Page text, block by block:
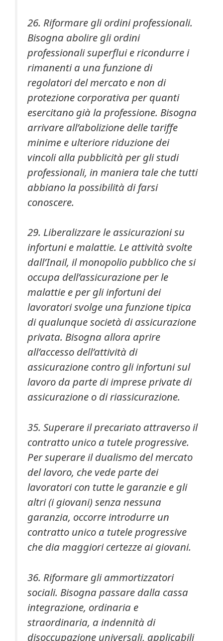
26. Riformare gli ordini professionali.
Bisogna abolire gli ordini
professionali superflui e ricondurre i
rimanenti a una funzione di
regolatori del mercato e non di
protezione corporativa per quanti
esercitano già la professione. Bisogna
arrivare all’abolizione delle tariffe
minime e ulteriore riduzione dei
vincoli alla pubblicità per gli studi
professionali, in maniera tale che tutti
abbiano la possibilità di farsi
conoscere.
29. Liberalizzare le assicurazioni su
infortuni e malattie. Le attività svolte
dall’Inail, il monopolio pubblico che si
occupa dell’assicurazione per le
malattie e per gli infortuni dei
lavoratori svolge una funzione tipica
di qualunque società di assicurazione
privata. Bisogna allora aprire
all’accesso dell’attività di
assicurazione contro gli infortuni sul
lavoro da parte di imprese private di
assicurazione o di riassicurazione.
35. Superare il precariato attraverso il
contratto unico a tutele progressive.
Per superare il dualismo del mercato
del lavoro, che vede parte dei
lavoratori con tutte le garanzie e gli
altri (i giovani) senza nessuna
garanzia, occorre introdurre un
contratto unico a tutele progressive
che dia maggiori certezze ai giovani.
36. Riformare gli ammortizzatori
sociali. Bisogna passare dalla cassa
integrazione, ordinaria e
straordinaria, a indennità di
disoccupazione universali, applicabili